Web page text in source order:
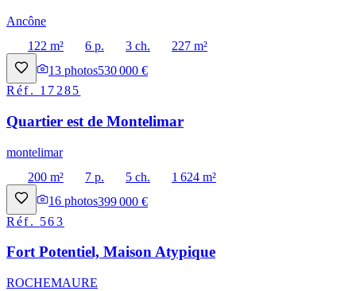
Ancône
122 m²
6 p. 3 ch.
227 m²
13 photos530 000 €
Réf. 17285
Quartier est de Montelimar
montelimar
200 m²
7 p. 5 ch.
1 624 m²
16 photos399 000 €
Réf. 563
Fort Potentiel, Maison Atypique
ROCHEMAURE